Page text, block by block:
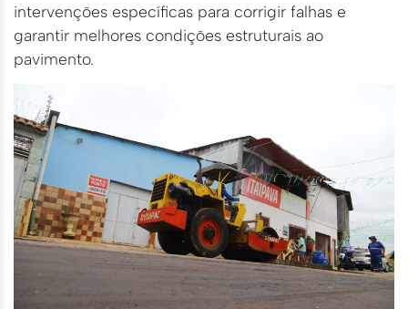
intervenções específicas para corrigir falhas e
garantir melhores condições estruturais ao
pavimento.